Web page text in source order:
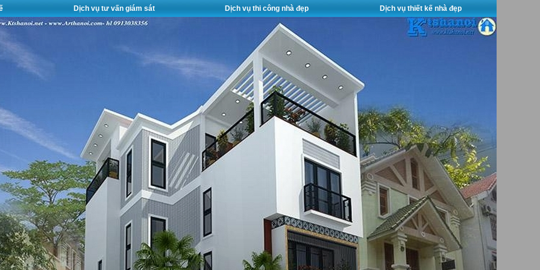
Dịch vụ tư vấn giám sát Dịch vụ thi công nhà đẹp Dịch vụ thiết kế nhà đẹp